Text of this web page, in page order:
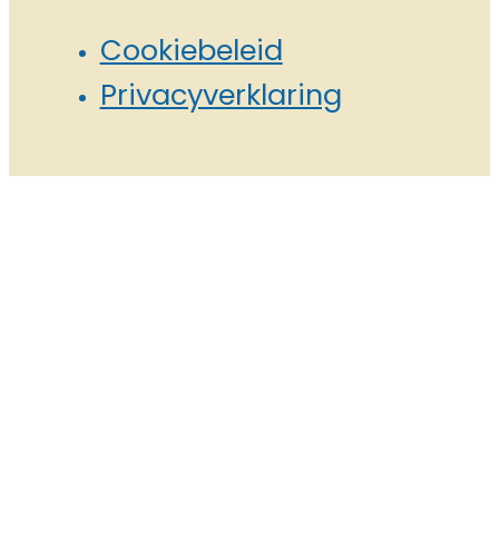
Cookiebeleid
Privacyverklaring